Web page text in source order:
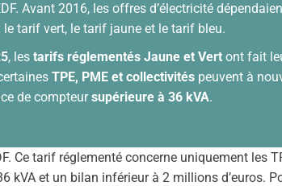
Avant 2016, les offres d’électricité
le tarif vert, le tarif jaune et le tarif bleu.
, les tarifs réglementés Jaune et Vert ont fait
TPE, PME et collectivités peuvent à
de compteursupérieure à 36 kVA.
Ce tarif réglementé concerne uniquement les
kVA et un bilan inférieur à 2 millions d’euros.